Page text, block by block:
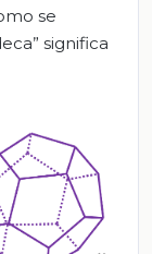
se
significa